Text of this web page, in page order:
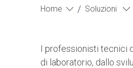
Home / Soluzioni
I professionisti tecnici
di laboratorio, dallo